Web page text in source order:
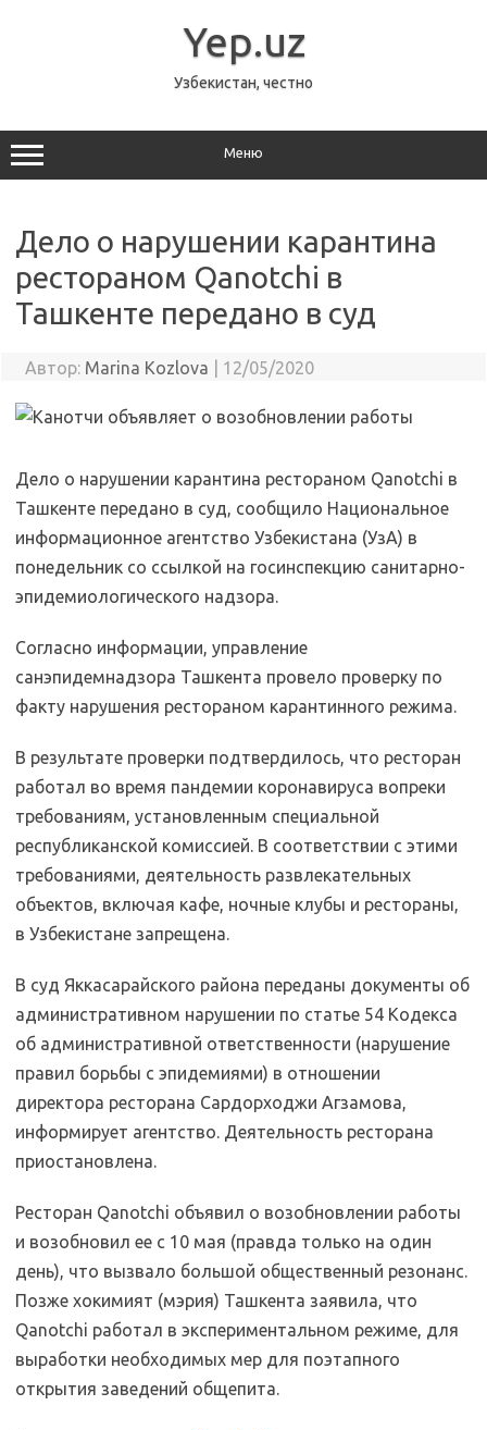
Yep.uz
Узбекистан, честно
Меню
Дело о нарушении карантина
рестораном Qanotchi в
Ташкенте передано в суд
Автор: Marina Kozlova 12/05/2020
Дело о нарушении карантина рестораном Qanotchi в
Ташкенте передано в суд, сообщило Национальное
информационное агентство Узбекистана (УзА) в
понедельник со ссылкой на госинспекцию санитарно-
эпидемиологического надзора.
Согласно информации, управление
санэпидемнадзора Ташкента провело проверку по
факту нарушения рестораном карантинного режима.
В результате проверки подтвердилось, что ресторан
работал во время пандемии коронавируса вопреки
требованиям, установленным специальной
республиканской комиссией. В соответствии с этими
требованиями, деятельность развлекательных
объектов, включая кафе, ночные клубы и рестораны,
в Узбекистане запрещена.
В суд Яккасарайского района переданы документы об
административном нарушении по статье 54 Кодекса
об административной ответственности (нарушение
правил борьбы с эпидемиями) в отношении
директора ресторана Сардорходжи Агзамова,
информирует агентство. Деятельность ресторана
приостановлена.
Ресторан Qanotchi объявил о возобновлении работы
и возобновил ее с 10 мая (правда только на один
день), что вызвало большой общественный резонанс.
Позже хокимият (мэрия) Ташкента заявила, что
Qanotchi работал в экспериментальном режиме, для
выработки необходимых мер для поэтапного
открытия заведений общепита.